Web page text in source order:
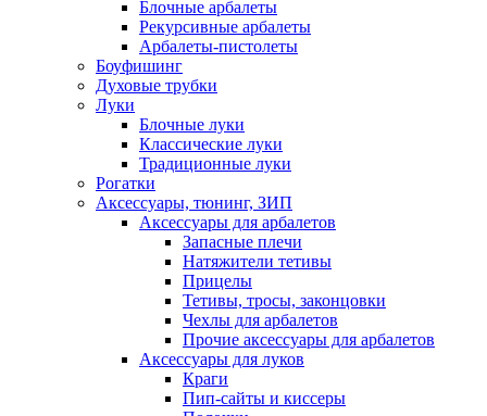
Блочные арбалеты
Рекурсивные арбалеты
Арбалеты-пистолеты
Боуфишинг
Духовые трубки
Луки
Блочные луки
Классические луки
Традиционные луки
Рогатки
Аксессуары, тюнинг, ЗИП
Аксессуары для арбалетов
Запасные плечи
Натяжители тетивы
Прицелы
Тетивы, тросы, законцовки
Чехлы для арбалетов
Прочие аксессуары для арбалетов
Аксессуары для луков
Краги
Пип-сайты и киссеры